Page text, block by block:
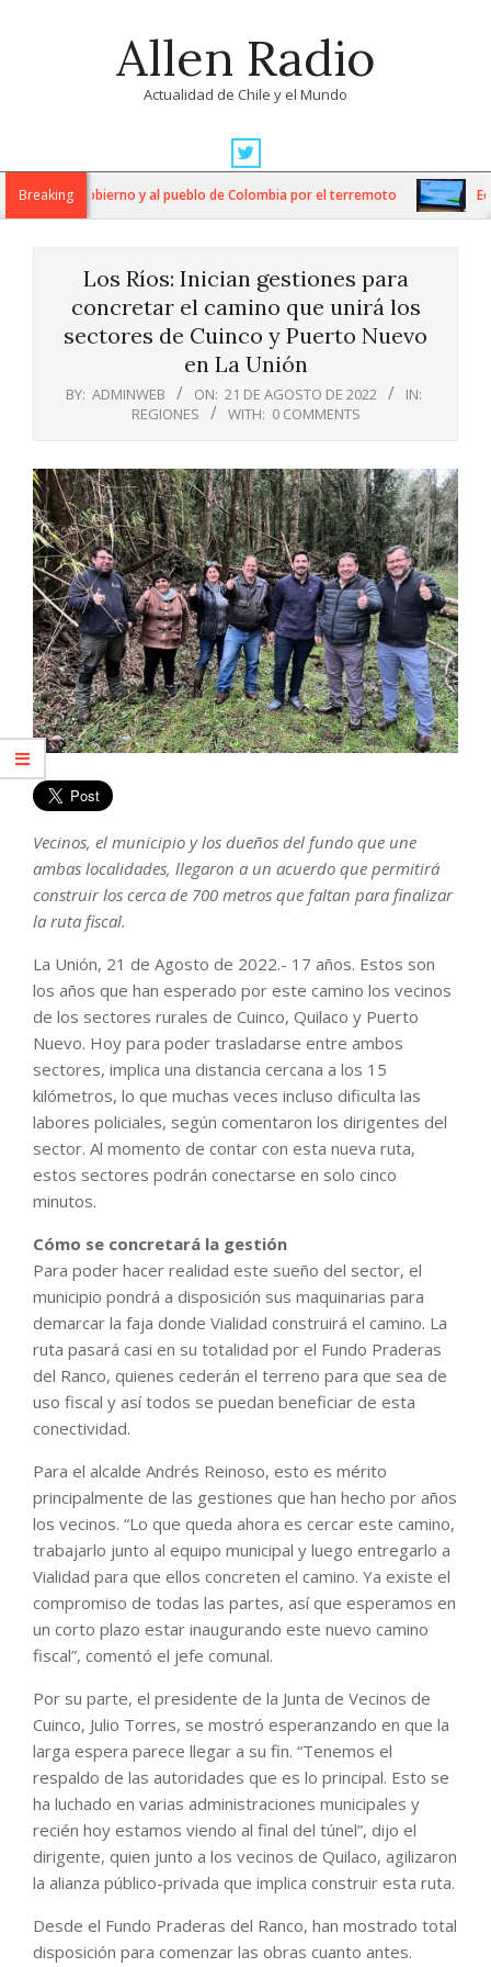
Allen Radio
Actualidad de Chile y el Mundo
Navigation
MenuBreakingal Gobierno y al pueblo de Colombia por el terremoto
Los Ríos: Inician gestiones para
concretar el camino que unirá los
sectores de Cuinco y Puerto Nuevo
en La Unión
BY: ADMINWEB ON: 21 DE AGOSTO DE 2022
IN:
REGIONES
WITH: 0 COMMENTS
Vecinos, el municipio y los dueños del fundo que une
ambas localidades, llegaron a un acuerdo que permitirá
construir los cerca de 700 metros que faltan para finalizar
la ruta fiscal.
La Unión, 21 de Agosto de 2022.- 17 años. Estos son
los años que han esperado por este camino los vecinos
de los sectores rurales de Cuinco, Quilaco y Puerto
Nuevo. Hoy para poder trasladarse entre ambos
sectores, implica una distancia cercana a los 15
kilómetros, lo que muchas veces incluso dificulta las
labores policiales, según comentaron los dirigentes del
sector. Al momento de contar con esta nueva ruta,
estos sectores podrán conectarse en solo cinco
minutos.
Cómo se concretará la gestión
Para poder hacer realidad este sueño del sector, el
municipio pondrá a disposición sus maquinarias para
demarcar la faja donde Vialidad construirá el camino. La
ruta pasará casi en su totalidad por el Fundo Praderas
del Ranco, quienes cederán el terreno para que sea de
uso fiscal y así todos se puedan beneficiar de esta
conectividad.
Para el alcalde Andrés Reinoso, esto es mérito
principalmente de las gestiones que han hecho por años
los vecinos. “Lo que queda ahora es cercar este camino,
trabajarlo junto al equipo municipal y luego entregarlo a
Vialidad para que ellos concreten el camino. Ya existe el
compromiso de todas las partes, así que esperamos en
un corto plazo estar inaugurando este nuevo camino
fiscal”, comentó el jefe comunal.
Por su parte, el presidente de la Junta de Vecinos de
Cuinco, Julio Torres, se mostró esperanzando en que la
larga espera parece llegar a su fin. “Tenemos el
respaldo de las autoridades que es lo principal. Esto se
ha luchado en varias administraciones municipales y
recién hoy estamos viendo al final del túnel”, dijo el
dirigente, quien junto a los vecinos de Quilaco, agilizaron
la alianza público-privada que implica construir esta ruta.
Desde el Fundo Praderas del Ranco, han mostrado total
disposición para comenzar las obras cuanto antes.